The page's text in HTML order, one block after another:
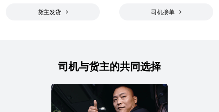
货主发货 司机接单
司机与货主的共同选择